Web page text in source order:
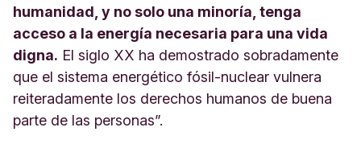
humanidad, y no solo una minoría, tenga
acceso a la energía necesaria para una vida
digna. El siglo XX ha demostrado sobradamente
que el sistema energético fósil-nuclear vulnera
reiteradamente los derechos humanos de buena
parte de las personas”.